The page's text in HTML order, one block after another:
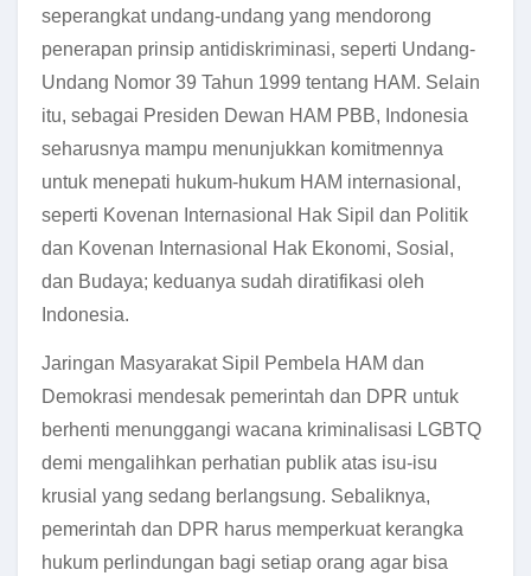
seperangkat undang-undang yang mendorong
penerapan prinsip antidiskriminasi, seperti Undang-
Undang Nomor 39 Tahun 1999 tentang HAM. Selain
itu, sebagai Presiden Dewan HAM PBB, Indonesia
seharusnya mampu menunjukkan komitmennya
untuk menepati hukum-hukum HAM internasional,
seperti Kovenan Internasional Hak Sipil dan Politik
dan Kovenan Internasional Hak Ekonomi, Sosial,
dan Budaya; keduanya sudah diratifikasi oleh
Indonesia.
Jaringan Masyarakat Sipil Pembela HAM dan
Demokrasi mendesak pemerintah dan DPR untuk
berhenti menunggangi wacana kriminalisasi LGBTQ
demi mengalihkan perhatian publik atas isu-isu
krusial yang sedang berlangsung. Sebaliknya,
pemerintah dan DPR harus memperkuat kerangka
hukum perlindungan bagi setiap orang agar bisa